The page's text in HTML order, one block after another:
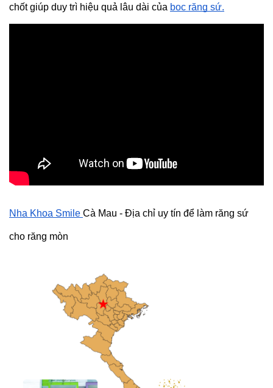
chốt giúp duy trì hiệu quả lâu dài của bọc răng sứ.
Nha Khoa Smile Cà Mau - Địa chỉ uy tín để làm răng sứ
cho răng mòn